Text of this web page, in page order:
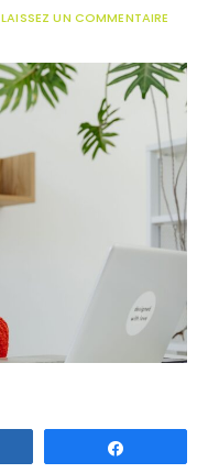
LAISSEZ UN COMMENTAIRE